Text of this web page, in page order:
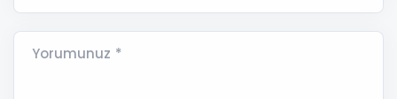
Yorumunuz *